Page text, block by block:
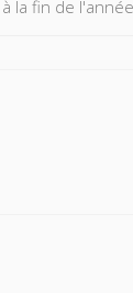
la fin de
publics